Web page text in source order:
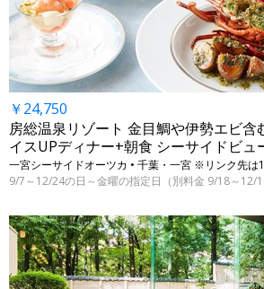
￥24,750
房総温泉リゾート 金目鯛や伊勢エビ含
イスUPディナー+朝食 シーサイドビュ
一宮シーサイドオーツカ • 千葉・一宮 ※リンク先は
9/7～12/24の日～金曜の指定日（別料金 9/18～12/